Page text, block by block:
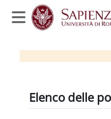
Vai al contenuto principale
Pannello laterale
Elenco delle